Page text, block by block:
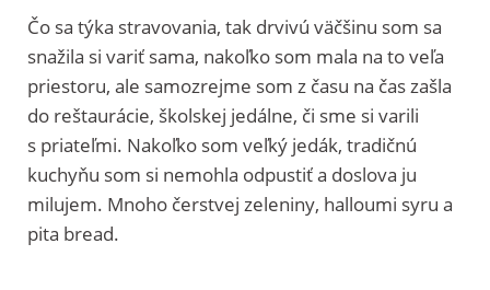
Čo sa týka stravovania, tak drvivú väčšinu som sa
snažila si variť sama, nakoľko som mala na to veľa
priestoru, ale samozrejme som z času na čas zašla
do reštaurácie, školskej jedálne, či sme si varili
s priateľmi. Nakoľko som veľký jedák, tradičnú
kuchyňu som si nemohla odpustiť a doslova ju
milujem. Mnoho čerstvej zeleniny, halloumi syru a
pita bread.